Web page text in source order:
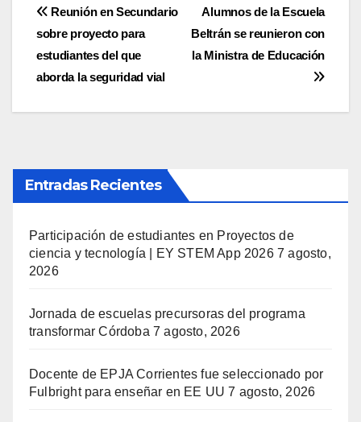
Navegación
de
entradas
Alumnos de la Escuela
Beltrán se reunieron con
la Ministra de Educación
Reunión en Secundario
sobre proyecto para
estudiantes del que
aborda la seguridad vial
Entradas Recientes
Participación de estudiantes en Proyectos de
ciencia y tecnología | EY STEM App 2026 7 agosto,
2026
Jornada de escuelas precursoras del programa
transformar Córdoba 7 agosto, 2026
Docente de EPJA Corrientes fue seleccionado por
Fulbright para enseñar en EE UU 7 agosto, 2026